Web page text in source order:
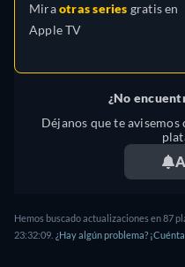
Miraotras series gratis en
Apple TV
¿No
Déjanos que te
Hemos buscado actualizaciones en87
23:32:09 ¿Hay algún problema?